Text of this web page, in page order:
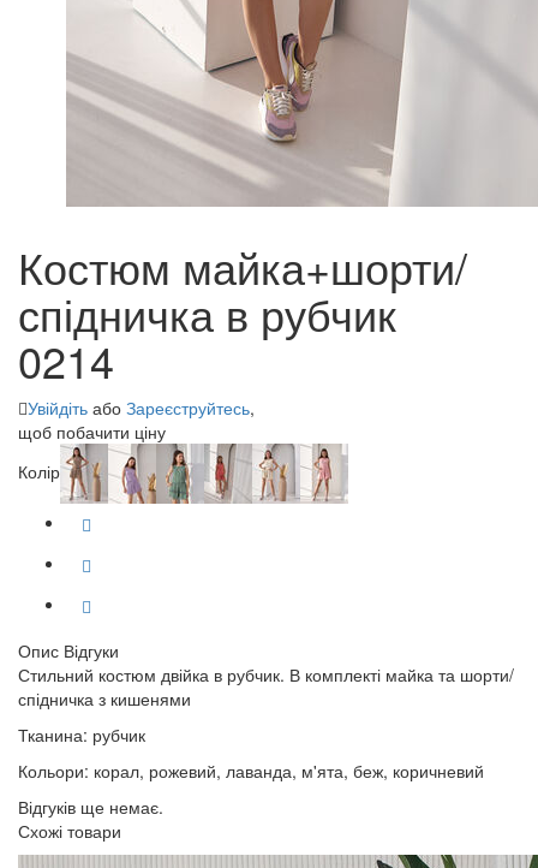
Костюм майка+шорти/
спідничка в рубчик
0214
Увійдіть або Зареєструйтесь,
щоб побачити ціну
Колір
Опис Відгуки
Стильний костюм двійка в рубчик. В комплекті майка та шорти/
спідничка з кишенями
Тканина: рубчик
Кольори: корал, рожевий, лаванда, м'ята, беж, коричневий
Відгуків ще немає.
Схожі товари